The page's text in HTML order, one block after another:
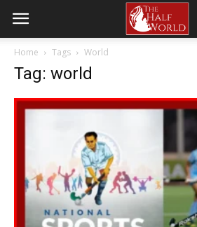
Home Tags World
Tag: world